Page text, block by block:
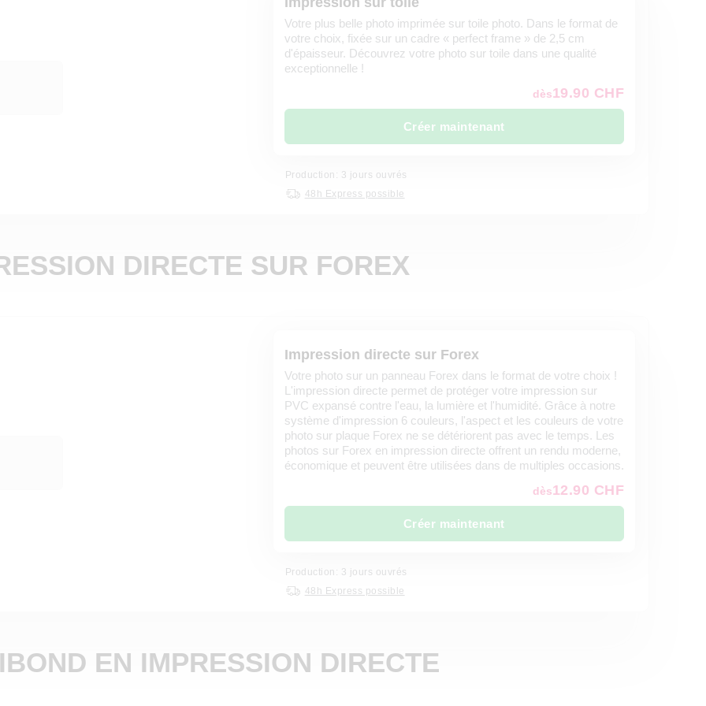
Votre plus belle photo imprimée sur toile photo. Dans le format de
votre choix, fixée sur un cadre « perfect frame » de 2,5 cm
d'épaisseur. Découvrez votre photo sur toile dans une qualité
exceptionnelle !
dès19.90 CHF
Créer maintenant
Production: 3 jours ouvrés
48h Express possible
DIRECTE SUR FOREX
Impression directe sur Forex
Votre photo sur un panneau Forex dans le format de votre choix !
L'impression directe permet de protéger votre impression sur
PVC expansé contre l'eau, la lumière et l'humidité. Grâce à notre
système d'impression 6 couleurs, l'aspect et les couleurs de votre
photo sur plaque Forex ne se détériorent pas avec le temps. Les
photos sur Forex en impression directe offrent un rendu moderne,
économique et peuvent être utilisées dans de multiples occasions.
dès12.90 CHF
Créer maintenant
Production: 3 jours ouvrés
48h Express possible
EN IMPRESSION DIRECTE